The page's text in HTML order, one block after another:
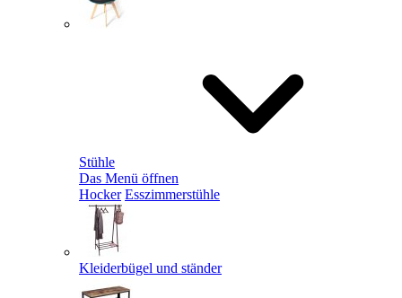
Stühle
Das Menü öffnen
Hocker Esszimmerstühle
Kleiderbügel und ständer